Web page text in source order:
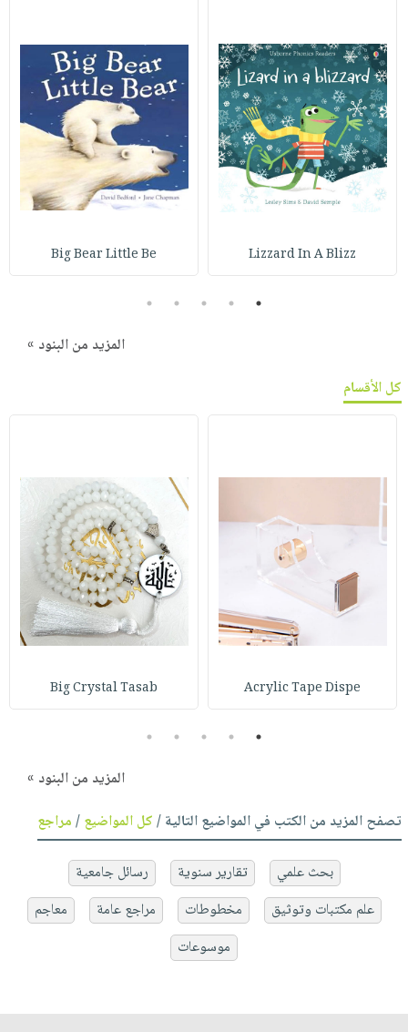
Lizzard In A Blizz
Big Bear Little Be
1
2
3
4
5
المزيد من البنود »
كل الأقسام
Acrylic Tape Dispe
Big Crystal Tasab
1
2
3
4
5
المزيد من البنود »
تصفح المزيد من الكتب في المواضيع التالية /كل المواضيع/مراجع
بحث علمي تقارير سنوية
رسائل جامعية
علم مكتبات وتوثيق
مخطوطات مراجع عامة
معاجم
موسوعات